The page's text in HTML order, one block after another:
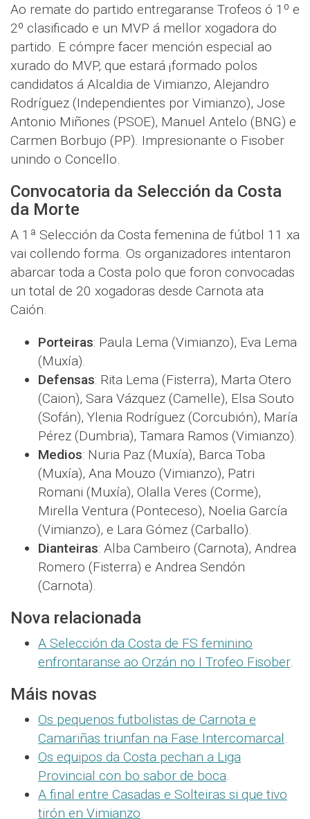
Ao remate do partido entregaranse Trofeos ó 1º e
2º clasificado e un MVP á mellor xogadora do
partido. E cómpre facer mención especial ao
xurado do MVP, que estará ¡formado polos
candidatos á Alcaldia de Vimianzo, Alejandro
Rodríguez (Independientes por Vimianzo), Jose
Antonio Miñones (PSOE), Manuel Antelo (BNG) e
Carmen Borbujo (PP). Impresionante o Fisober
unindo o Concello.
Convocatoria da Selección da Costa
da Morte
A 1ª Selección da Costa femenina de fútbol 11 xa
vai collendo forma. Os organizadores intentaron
abarcar toda a Costa polo que foron convocadas
un total de 20 xogadoras desde Carnota ata
Caión.
Porteiras: Paula Lema (Vimianzo), Eva Lema
(Muxía).
Defensas: Rita Lema (Fisterra), Marta Otero
(Caion), Sara Vázquez (Camelle), Elsa Souto
(Sofán), Ylenia Rodríguez (Corcubión), María
Pérez (Dumbria), Tamara Ramos (Vimianzo).
Medios: Nuria Paz (Muxía), Barca Toba
(Muxía), Ana Mouzo (Vimianzo), Patri
Romani (Muxía), Olalla Veres (Corme),
Mirella Ventura (Ponteceso), Noelia García
(Vimianzo), e Lara Gómez (Carballo).
Dianteiras: Alba Cambeiro (Carnota), Andrea
Romero (Fisterra) e Andrea Sendón
(Carnota).
Nova relacionada
A Selección da Costa de FS feminino
enfrontaranse ao Orzán no I Trofeo Fisober.
Máis novas
Os pequenos futbolistas de Carnota e
Camariñas triunfan na Fase Intercomarcal.
Os equipos da Costa pechan a Liga
Provincial con bo sabor de boca.
A final entre Casadas e Solteiras si que tivo
tirón en Vimianzo.